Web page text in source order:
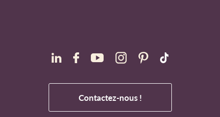
Contactez-nous !